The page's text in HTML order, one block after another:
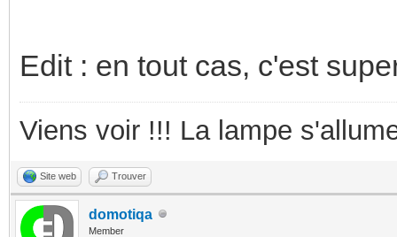
Edit : en tout cas, c'est
Viens voir !!! La lampe
Site web Trouver
domotiqa
Member